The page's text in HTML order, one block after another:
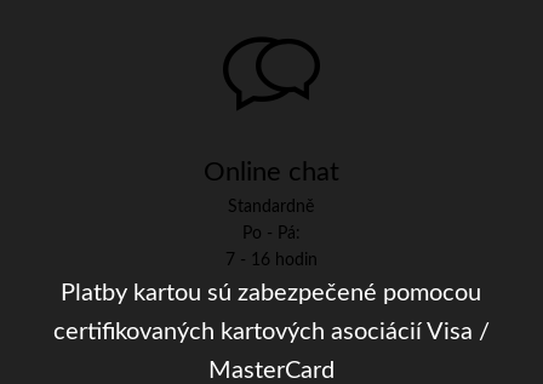
Online chat
Standardně
Po - Pá:
7 - 16 hodin
Platby kartou sú zabezpečené pomocou
certifikovaných kartových asociácií Visa /
MasterCard